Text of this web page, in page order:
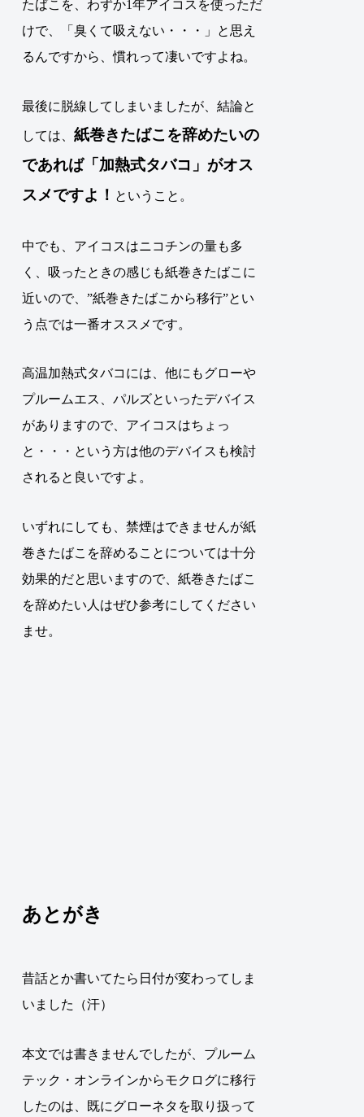
たばこを、わずか1年アイコスを使っただ
けで、「臭くて吸えない・・・」と思え
るんですから、慣れって凄いですよね。
最後に脱線してしまいましたが、結論と
しては、紙巻きたばこを辞めたいの
であれば「加熱式タバコ」がオス
スメですよ！ ということ。
中でも、アイコスはニコチンの量も多
く、吸ったときの感じも紙巻きたばこに
近いので、”紙巻きたばこから移行”とい
う点では一番オススメです。
高温加熱式タバコには、他にもグローや
プルームエス、パルズといったデバイス
がありますので、アイコスはちょっ
と・・・という方は他のデバイスも検討
されると良いですよ。
いずれにしても、禁煙はできませんが紙
巻きたばこを辞めることについては十分
効果的だと思いますので、紙巻きたばこ
を辞めたい人はぜひ参考にしてください
ませ。
あとがき
昔話とか書いてたら日付が変わってしま
いました（汗）
本文では書きませんでしたが、プルーム
テック・オンラインからモクログに移行
したのは、既にグローネタを取り扱って